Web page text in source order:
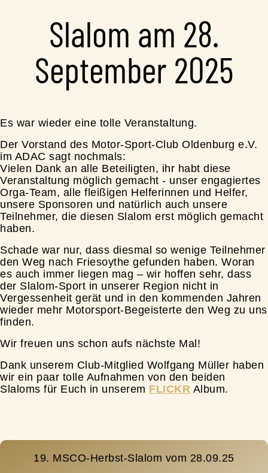
Slalom am 28.
September 2025
Es war wieder eine tolle Veranstaltung.
Der Vorstand des Motor-Sport-Club Oldenburg e.V.
im ADAC sagt nochmals:
Vielen Dank an alle Beteiligten, ihr habt diese
Veranstaltung möglich gemacht - unser engagiertes
Orga-Team, alle fleißigen Helferinnen und Helfer,
unsere Sponsoren und natürlich auch unsere
Teilnehmer, die diesen Slalom erst möglich gemacht
haben.
Schade war nur, dass diesmal so wenige Teilnehmer
den Weg nach Friesoythe gefunden haben. Woran
es auch immer liegen mag – wir hoffen sehr, dass
der Slalom-Sport in unserer Region nicht in
Vergessenheit gerät und in den kommenden Jahren
wieder mehr Motorsport-Begeisterte den Weg zu uns
finden.
Wir freuen uns schon aufs nächste Mal!
Dank unserem Club-Mitglied Wolfgang Müller haben
wir ein paar tolle Aufnahmen von den beiden
Slaloms für Euch in unserem FLICKR Album.
19. MSCO-Herbst-Slalom vom 28.09.25